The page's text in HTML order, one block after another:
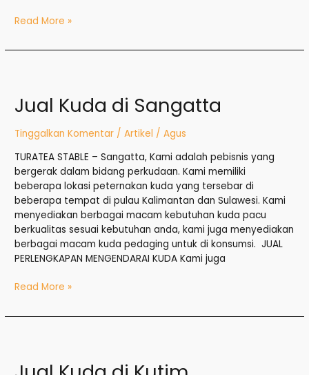
Read More »
Jual Kuda di Sangatta
Tinggalkan Komentar /Artikel /Agus
TURATEA STABLE – Sangatta, Kami adalah pebisnis yang
bergerak dalam bidang perkudaan. Kami memiliki
beberapa lokasi peternakan kuda yang tersebar di
beberapa tempat di pulau Kalimantan dan Sulawesi. Kami
menyediakan berbagai macam kebutuhan kuda pacu
berkualitas sesuai kebutuhan anda, kami juga menyediakan
berbagai macam kuda pedaging untuk di konsumsi. JUAL
PERLENGKAPAN MENGENDARAI KUDA Kami juga
di
Sangatta
Read More »
di